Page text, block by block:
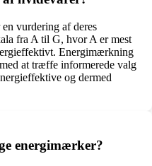
vurdering af deres
fra A til G, hvor A er mest
Energimærkning
at træffe informerede valg
og dermed
energimærker?